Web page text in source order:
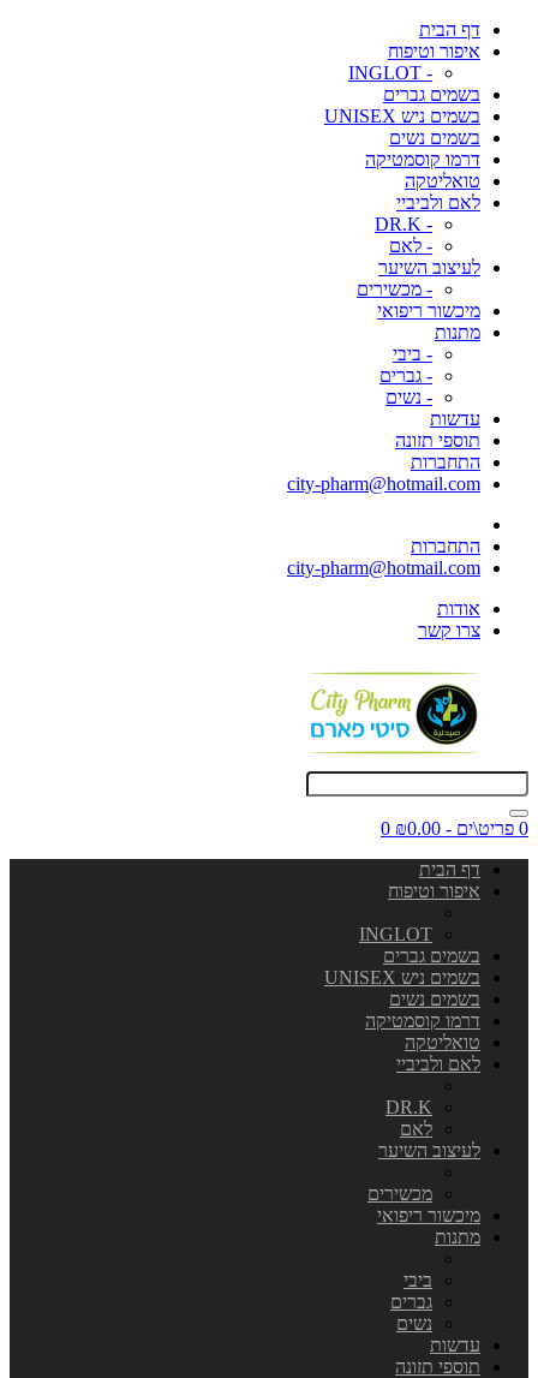
דף הבית
איפור וטיפוח
- INGLOT
בשמים גברים
בשמים ניש UNISEX
בשמים נשים
דרמו קוסמטיקה
טואליטקה
לאם ולביביי
- DR.K
- לאם
לעיצוב השיער
- מכשירים
מיכשור ריפואי
מתנות
- ביבי
- גברים
- נשים
עדשות
תוספי תזונה
התחברות
city-pharm@hotmail.com
התחברות
city-pharm@hotmail.com
אודות
צרו קשר
0 פריט\ים - ₪0.00
0
דף הבית
איפור וטיפוח
INGLOT
בשמים גברים
בשמים ניש UNISEX
בשמים נשים
דרמו קוסמטיקה
טואליטקה
לאם ולביביי
DR.K
לאם
לעיצוב השיער
מכשירים
מיכשור ריפואי
מתנות
ביבי
גברים
נשים
עדשות
תוספי תזונה